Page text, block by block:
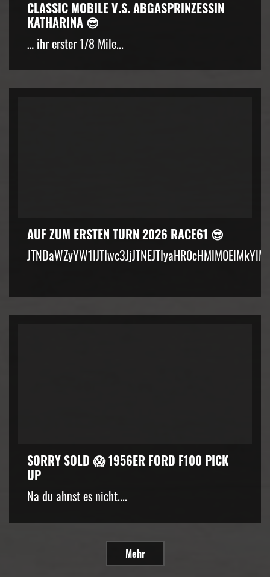
CLASSIC MOBILE V.S. ABGASPRINZESSIN
KATHARINA 😎
… ihr erster 1/8 Mile...
AUF ZUM ERSTEN TURN 2026 RACE61 😎
SORRY SOLD 😱 1956ER FORD F100 PICK
UP
Na du ahnst es nicht....
Mehr